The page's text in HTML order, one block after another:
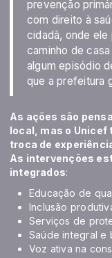
prevenção
com direito à
cidadã, onde ele
caminho de
algum episódio
que a prefeitura
As ações são
local, mas o Unicef
troca de
As intervenções
integrados:
Educação de
Inclusão
Serviços de
Saúde integral e
Voz ativa na